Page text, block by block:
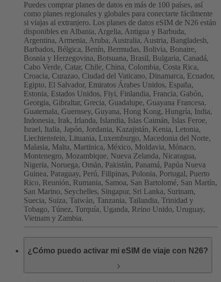
Puedes comprar planes de datos en más de 100 países, así
como planes regionales y globales para conectarte fácilmente
si viajas al extranjero. Los planes de datos eSIM de N26 están
disponibles en Albania, Argelia, Antigua y Barbuda,
Argentina, Armenia, Aruba, Australia, Austria, Bangladesh,
Barbados, Bélgica, Benín, Bermudas, Bolivia, Bonaire,
Bosnia y Herzegovina, Botsuana, Brasil, Bulgaria, Canadá,
Cabo Verde, Catar, Chile, China, Colombia, Costa Rica,
Croacia, Curazao, Ciudad del Vaticano, Dinamarca, Ecuador,
Egipto, El Salvador, Emiratos Árabes Unidos, España,
Estonia, Estados Unidos, Fiyi, Finlandia, Francia, Gabón,
Georgia, Gibraltar, Grecia, Guadalupe, Guayana Francesa,
Guatemala, Guernsey, Guyana, Hong Kong, Hungría, India,
Indonesia, Irak, Irlanda, Islandia, Islas Caimán, Islas Feroe,
Israel, Italia, Japón, Jordania, Kazajistán, Kenia, Letonia,
Liechtenstein, Lituania, Luxemburgo, Macedonia del Norte,
Malasia, Malta, Martinica, México, Moldavia, Mónaco,
Montenegro, Mozambique, Nueva Zelanda, Nicaragua,
Nigeria, Noruega, Omán, Pakistán, Panamá, Papúa Nueva
Guinea, Paraguay, Perú, Filipinas, Polonia, Portugal, Puerto
Rico, Reunión, Rumania, Samoa, San Bartolomé, San Martín,
San Marino, Seychelles, Singapur, Sri Lanka, Surinam,
Suecia, Suiza, Taiwán, Tanzania, Tailandia, Trinidad y
Tobago, Túnez, Turquía, Uganda, Reino Unido, Uruguay,
Vietnam y Zambia.
¿Cómo puedo activar mi eSIM de viaje con N26?